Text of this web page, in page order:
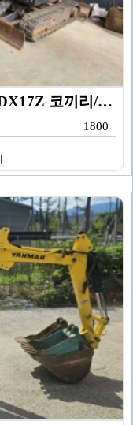
두산/굴삭기/1.7톤 미니굴삭기/DX17Z 코끼리/20…
1800